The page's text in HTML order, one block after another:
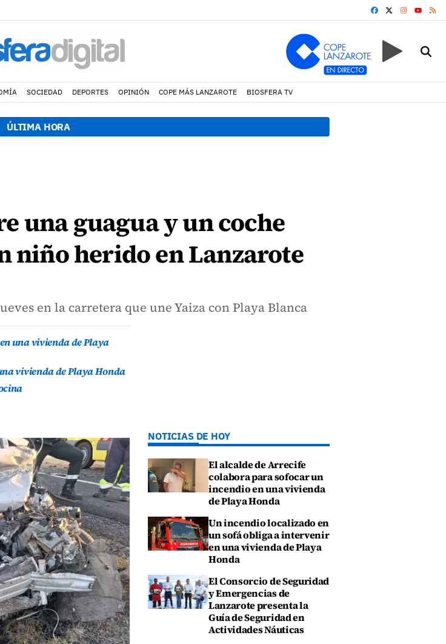
FACEBOOK
YOUTUBE
SOCIEDAD DEPORTES OPINIÓN COPE MÁS LANZAROTE BIOSFERA TV
ÚLTIMA HORA
una guagua y un coche
niño herido en Lanzarote
en la carretera que une Yaiza con Playa Blanca
una vivienda de Playa
vivienda de Playa Honda
NOTICIAS DE HOY
El alcalde de Arrecife
colabora para sofocar un
incendio en una vivienda
de Playa Honda
Un incendio localizado en
un sofá obliga a intervenir
en una vivienda de Playa
Honda
El Consorcio de Seguridad
y Emergencias de
Lanzarote presenta la
Guía de Seguridad en
Actividades Náuticas